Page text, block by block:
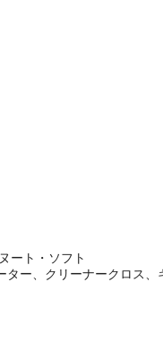
ート・ソフト
ター、クリーナークロス、